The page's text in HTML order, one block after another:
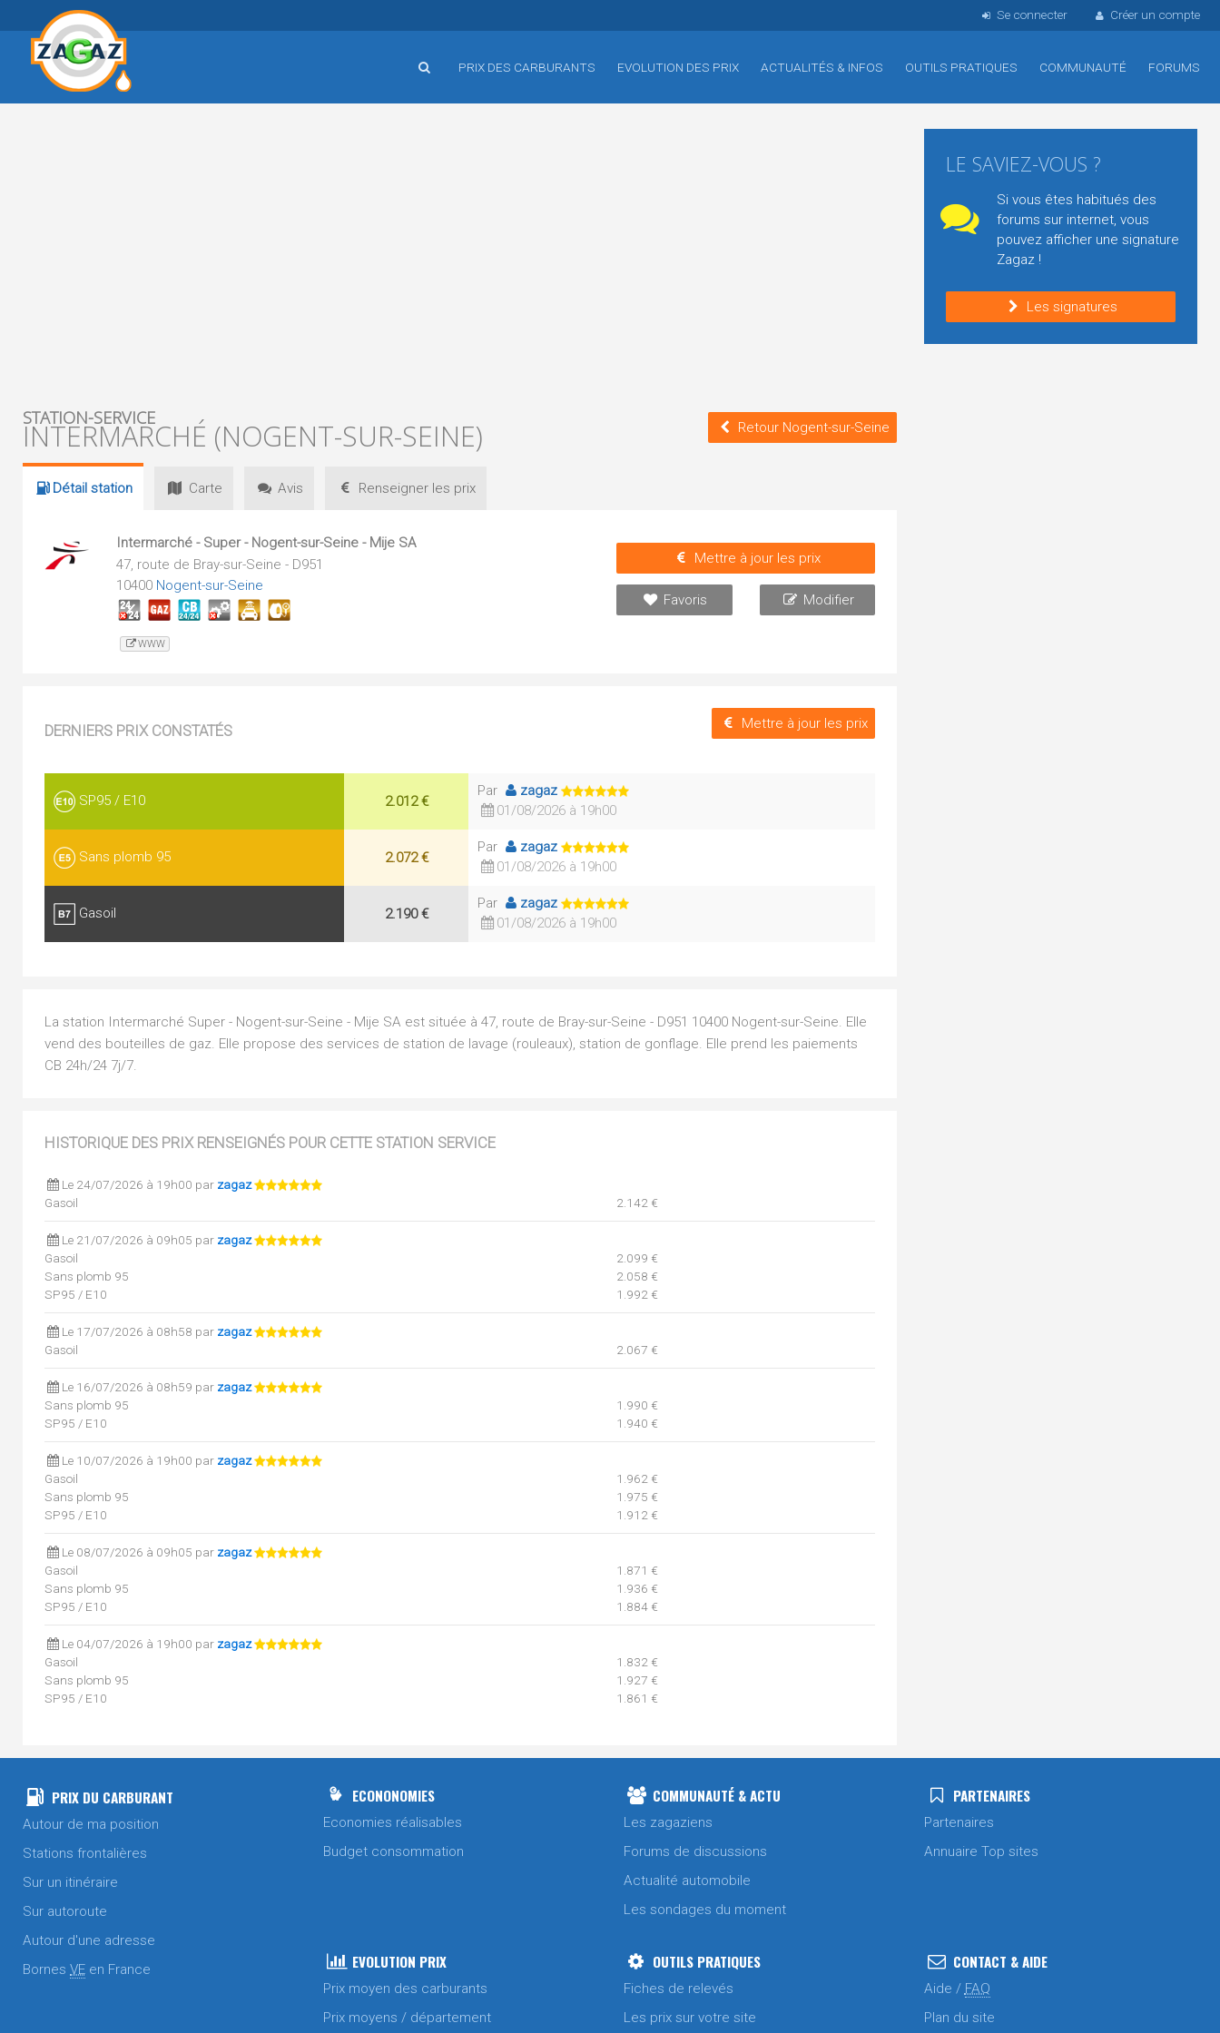
Se connecter Créer un compte
PRIX DES CARBURANTS EVOLUTION DES PRIX ACTUALITÉS & INFOS OUTILS PRATIQUES COMMUNAUTÉ FORUMS
STATION-SERVICE
INTERMARCHÉ (NOGENT-SUR-SEINE) Retour Nogent-sur-Seine
Détail station Carte Avis Renseigner les prix
Intermarché - Super - Nogent-sur-Seine - Mije SA
47, route de Bray-sur-Seine - D951
10400 Nogent-sur-Seine
WWW
Mettre à jour les prix
Favoris Modifier
DERNIERS PRIX CONSTATÉS Mettre à jour les prix
SP95 / E10 2.012 €
Par
zagaz
01/08/2026 à 19h00
Sans plomb 95 2.072 €
Par
zagaz
01/08/2026 à 19h00
Gasoil 2.190 €
Par
zagaz
01/08/2026 à 19h00
La station Intermarché Super - Nogent-sur-Seine - Mije SA est située à 47, route de Bray-sur-Seine - D951 10400 Nogent-sur-Seine. Elle
vend des bouteilles de gaz. Elle propose des services de station de lavage (rouleaux), station de gonflage. Elle prend les paiements
CB 24h/24 7j/7.
HISTORIQUE DES PRIX RENSEIGNÉS POUR CETTE STATION SERVICE
Le 24/07/2026 à 19h00 par zagaz
Gasoil
2.142 €
Le 21/07/2026 à 09h05 par zagaz
Gasoil
2.099 €
Sans plomb 95
2.058 €
SP95 / E10
1.992 €
Le 17/07/2026 à 08h58 par zagaz
Gasoil
2.067 €
Le 16/07/2026 à 08h59 par zagaz
Sans plomb 95
1.990 €
SP95 / E10
1.940 €
Le 10/07/2026 à 19h00 par zagaz
Gasoil
1.962 €
Sans plomb 95
1.975 €
SP95 / E10
1.912 €
Le 08/07/2026 à 09h05 par zagaz
Gasoil
1.871 €
Sans plomb 95
1.936 €
SP95 / E10
1.884 €
Le 04/07/2026 à 19h00 par zagaz
Gasoil
1.832 €
Sans plomb 95
1.927 €
SP95 / E10
1.861 €
SP95 / E10
1.821 €
Le 30/06/2026 à 09h01 par
Gasoil
1.831 €
Le 20/06/2026 à 07h51 par
Sans plomb 95
1.911 €
SP95 / E10
Le 17/06/2026 à 08h30 par
1.980 €
1.912 €
LE SAVIEZ-VOUS ?
Si vous êtes habitués des
forums sur internet, vous
pouvez afficher une signature
Zagaz !
Les signatures
PRIX DU CARBURANT
Autour de ma position
Stations frontalières
Sur un itinéraire
Sur autoroute
Autour d'une adresse
Bornes VE en France
ECONONOMIES
Economies réalisables
Budget consommation
COMMUNAUTÉ & ACTU
Les zagaziens
Forums de discussions
Actualité automobile
Les sondages du moment
PARTENAIRES
Partenaires
Annuaire Top sites
EVOLUTION PRIX
Prix moyen des carburants
Prix moyens / département
OUTILS PRATIQUES
Fiches de relevés
Les prix sur votre site
CONTACT & AIDE
Aide / FAQ
Plan du site